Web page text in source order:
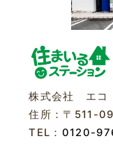
株式会社 エコ
住所：〒511-
TEL： 0120-